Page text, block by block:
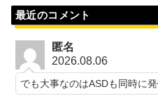
最近のコメント
匿名
2026.08.06
でも大事なのはASDも同時に